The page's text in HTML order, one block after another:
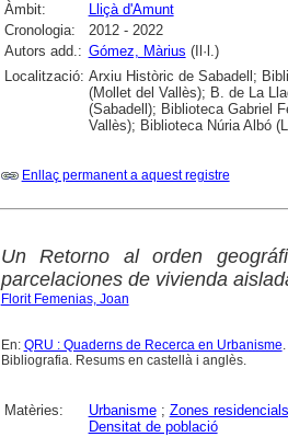
Àmbit:
Lliçà d'Amunt
Cronologia:
2012 - 2022
Autors add.: Gómez, Màrius (Il·l.)
Localització: Arxiu Històric de Sabadell;
(Mollet del Vallès); B. de La
(Sabadell); Biblioteca Gabriel
Vallès); Biblioteca Núria Albó
Enllaç permanent a aquest registre
Un Retorno al orden
parcelaciones de vivienda
Florit Femenias, Joan
En: QRU : Quaderns de Recerca en Urbanisme
Bibliografia. Resums en castellà i anglès.
Matèries: Urbanisme; Zones residencials
Densitat de població